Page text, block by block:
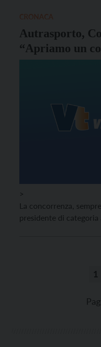
Autrasporto,
“Apriamo un
>
La concorrenza,
presidente di categoria
1